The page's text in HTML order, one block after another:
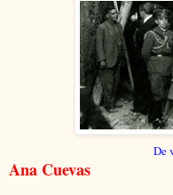
De
Ana Cuevas